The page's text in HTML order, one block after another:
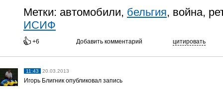
Метки: автомобили, бельгия, война,
ИСИФ
+6 Добавить комментарий цитировать
11:43 20.03.2013
Игорь Блигник опубликовал запись